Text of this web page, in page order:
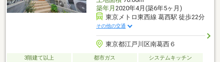
築年月 2020年4月(築6年5ヶ月)
東京メトロ東西線 葛西駅 徒歩22分
その他の交通
東京都江戸川区南葛西６
3階建て以上 都市ガス
システムキッチン